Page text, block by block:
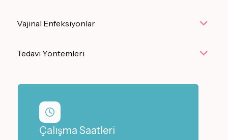
Vajinal Enfeksiyonlar
Tedavi Yöntemleri
Çalışma Saatleri